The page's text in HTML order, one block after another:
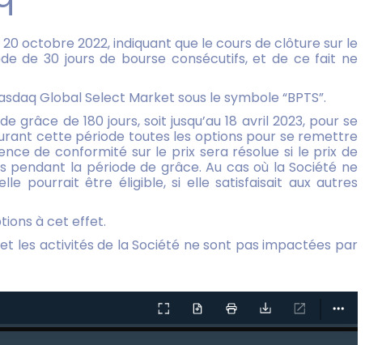
octobre 2022, indiquant que le cours de clôture sur le
de 30 jours de bourse consécutifs, et de ce fait ne
Global Select Market sous le symbole “BPTS”.
de 180 jours, soit jusqu’au 18 avril 2023, pour se
cette période toutes les options pour se remettre
de conformité sur le prix sera résolue si le prix de
pendant la période de grâce. Au cas où la Société ne
pourrait être éligible, si elle satisfaisait aux autres
à cet effet.
les activités de la Société ne sont pas impactées par